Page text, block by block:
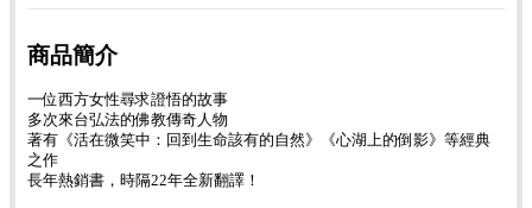
商品簡介
一位西方女性尋求證悟的故事
多次來台弘法的佛教傳奇人物
著有《活在微笑中：回到生命該有的自然》《心湖上的倒影》等經典
之作
長年熱銷書，時隔22年全新翻譯！